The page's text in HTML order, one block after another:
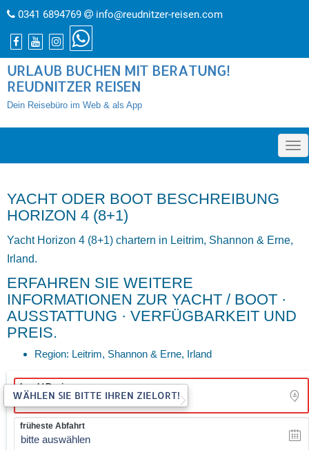
0341 6894769 info@reudnitzer-reisen.com
URLAUB BUCHEN MIT BERATUNG!
REUDNITZER REISEN
Dein Reisebüro im Web & als App
»
YACHT ODER BOOT BESCHREIBUNG
HORIZON 4 (8+1)
Yacht Horizon 4 (8+1) chartern in Leitrim, Shannon & Erne,
Irland.
ERFAHREN SIE WEITERE
INFORMATIONEN ZUR YACHT / BOOT ·
AUSSTATTUNG · VERFÜGBARKEIT UND
PREIS.
Region: Leitrim, Shannon & Erne, Irland
Land / Region
früheste Abfahrt
bitte auswählen
WÄHLEN SIE BITTE IHREN ZIELORT!